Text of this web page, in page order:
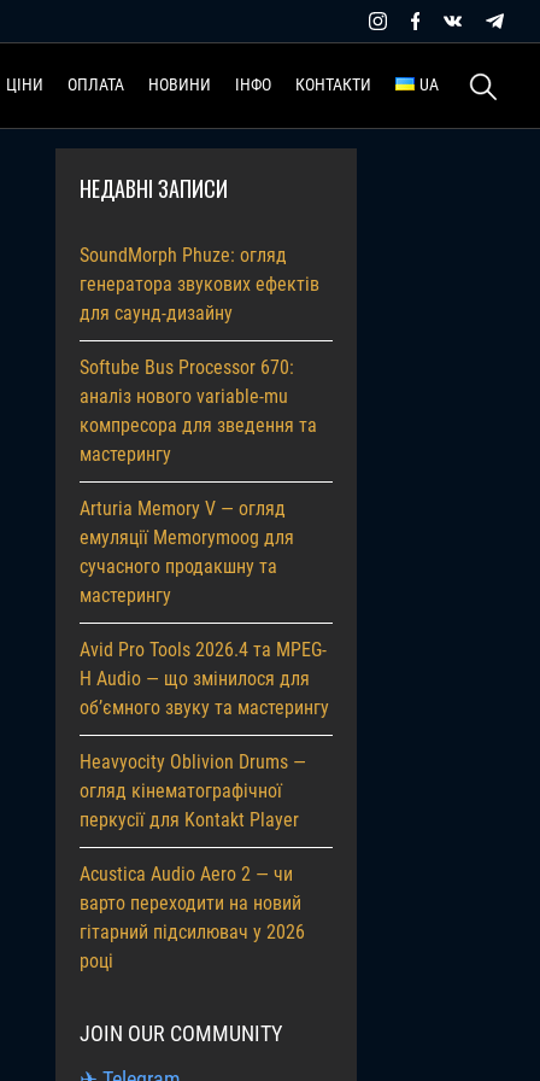
ЦІНИ ОПЛАТА НОВИНИ ІНФО КОНТАКТИ UA Пошук:
НЕДАВНІ ЗАПИСИ
SoundMorph Phuze: огляд
генератора звукових ефектів
для саунд-дизайну
Softube Bus Processor 670:
аналіз нового variable-mu
компресора для зведення та
мастерингу
Arturia Memory V — огляд
емуляції Memorymoog для
сучасного продакшну та
мастерингу
Avid Pro Tools 2026.4 та MPEG-
H Audio — що змінилося для
об’ємного звуку та мастерингу
Heavyocity Oblivion Drums —
огляд кінематографічної
перкусії для Kontakt Player
Acustica Audio Aero 2 — чи
варто переходити на новий
гітарний підсилювач у 2026
році
JOIN OUR COMMUNITY